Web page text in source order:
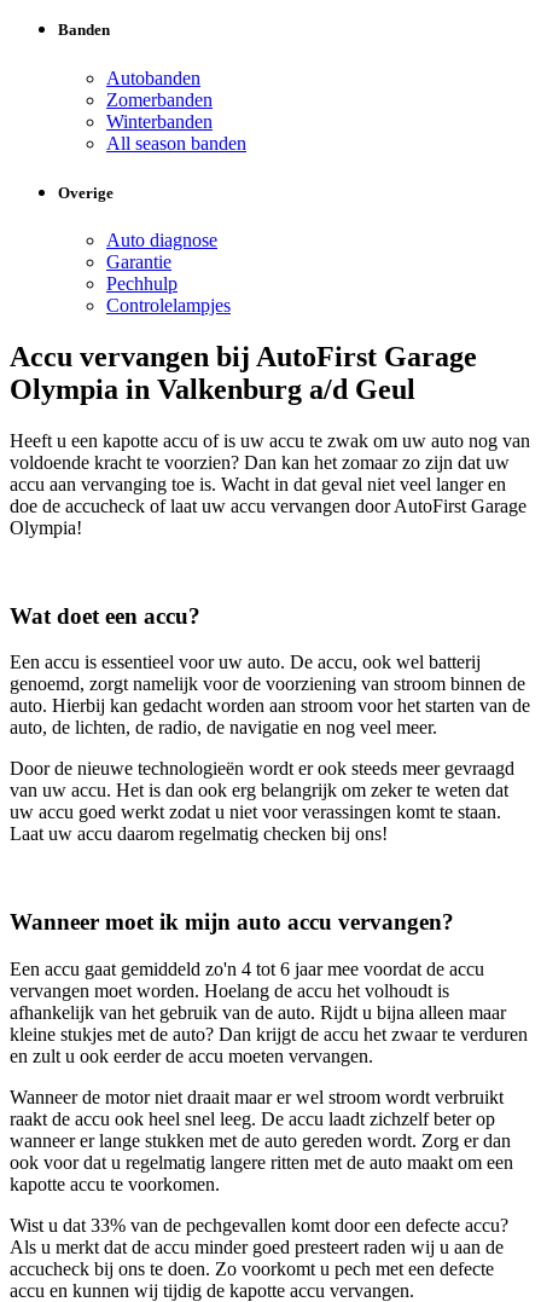
Banden
Autobanden
Zomerbanden
Winterbanden
All season banden
Overige
Auto diagnose
Garantie
Pechhulp
Controlelampjes
Accu vervangen bij AutoFirst Garage
Olympia in Valkenburg a/d Geul
Heeft u een kapotte accu of is uw accu te zwak om uw auto nog van
voldoende kracht te voorzien? Dan kan het zomaar zo zijn dat uw
accu aan vervanging toe is. Wacht in dat geval niet veel langer en
doe de accucheck of laat uw accu vervangen door AutoFirst Garage
Olympia!
Wat doet een accu?
Een accu is essentieel voor uw auto. De accu, ook wel batterij
genoemd, zorgt namelijk voor de voorziening van stroom binnen de
auto. Hierbij kan gedacht worden aan stroom voor het starten van de
auto, de lichten, de radio, de navigatie en nog veel meer.
Door de nieuwe technologieën wordt er ook steeds meer gevraagd
van uw accu. Het is dan ook erg belangrijk om zeker te weten dat
uw accu goed werkt zodat u niet voor verassingen komt te staan.
Laat uw accu daarom regelmatig checken bij ons!
Wanneer moet ik mijn auto accu vervangen?
Een accu gaat gemiddeld zo'n 4 tot 6 jaar mee voordat de accu
vervangen moet worden. Hoelang de accu het volhoudt is
afhankelijk van het gebruik van de auto. Rijdt u bijna alleen maar
kleine stukjes met de auto? Dan krijgt de accu het zwaar te verduren
en zult u ook eerder de accu moeten vervangen.
Wanneer de motor niet draait maar er wel stroom wordt verbruikt
raakt de accu ook heel snel leeg. De accu laadt zichzelf beter op
wanneer er lange stukken met de auto gereden wordt. Zorg er dan
ook voor dat u regelmatig langere ritten met de auto maakt om een
kapotte accu te voorkomen.
Wist u dat 33% van de pechgevallen komt door een defecte accu?
Als u merkt dat de accu minder goed presteert raden wij u aan de
accucheck bij ons te doen. Zo voorkomt u pech met een defecte
accu en kunnen wij tijdig de kapotte accu vervangen.